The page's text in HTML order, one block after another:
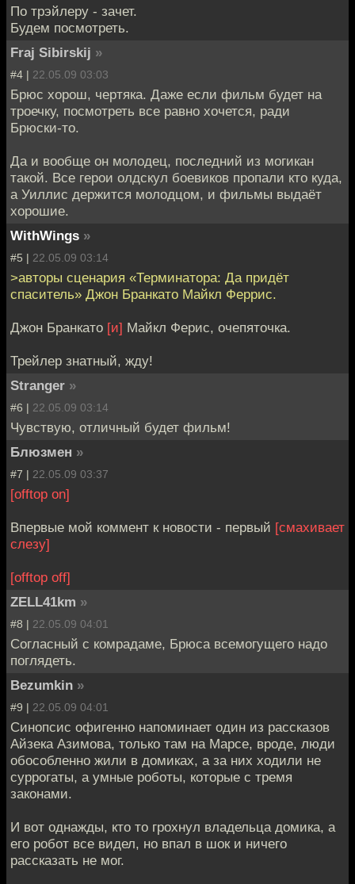
По трэйлеру - зачет.
Будем посмотреть.
Fraj Sibirskij »
#4 | 22.05.09 03:03
Брюс хорош, чертяка. Даже если фильм будет на
троечку, посмотреть все равно хочется, ради
Брюски-то.
Да и вообще он молодец, последний из могикан
такой. Все герои олдскул боевиков пропали кто куда,
а Уиллис держится молодцом, и фильмы выдаёт
хорошие.
WithWings »
#5 | 22.05.09 03:14
>авторы сценария «Терминатора: Да придёт
спаситель» Джон Бранкато Майкл Феррис.
Джон Бранкато [и] Майкл Ферис, очепяточка.
Трейлер знатный, жду!
Stranger »
#6 | 22.05.09 03:14
Чувствую, отличный будет фильм!
Блюзмен »
#7 | 22.05.09 03:37
[offtop on]
Впервые мой коммент к новости - первый [смахивает
слезу]
[offtop off]
ZELL41km »
#8 | 22.05.09 04:01
Согласный с комрадаме, Брюса всемогущего надо
поглядеть.
Bezumkin »
#9 | 22.05.09 04:01
Синопсис офигенно напоминает один из рассказов
Айзека Азимова, только там на Марсе, вроде, люди
обособленно жили в домиках, а за них ходили не
суррогаты, а умные роботы, которые с тремя
законами.
И вот однажды, кто то грохнул владельца домика, а
его робот все видел, но впал в шок и ничего
рассказать не мог.